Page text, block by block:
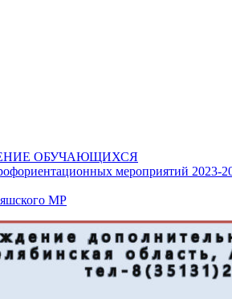
ОБУЧАЮЩИХСЯ
мероприятий 2023-
МР